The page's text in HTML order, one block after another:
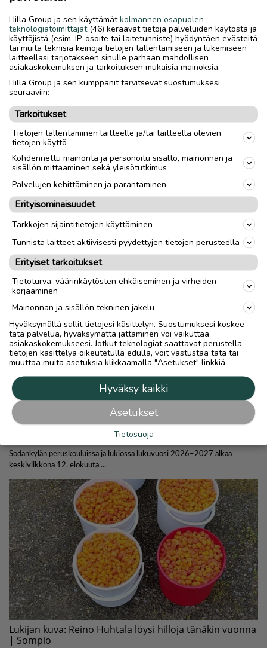
Heijastinliivit kaikille matkustajille. Sijoita liivit
helposti saataville, esimerkiksi ovitaskuihin.
Taskulamppu. Tarkista säännöllisesti, että
paristot toimivat.
Puhelimen laturi ja virtapankki. Sijoita ne
paikkaan, josta ne ovat nopeasti saatavilla.
turvavyönleikkuri asetettuna
saavutettavalle paikalle.
Viltti. Lämmittää viileinä iltoina ja voi olla
tärkeä apu odottamattomissa tilanteissa.
Ilmoita asiavirheestä
Hilla Group ja sen käyttämätkolmannen osapuolen
teknologiatoimittajat(46) keräävät tietoja palveluiden käytöstä ja
käyttäjistä (esim. IP-osoite tai laitetunniste) hyödyntäen evästeitä
tai muita teknisiä keinoja tietojen tallentamiseen ja lukemiseen
laitteellasi tarjotakseen sinulle parhaan mahdollisen
asiakaskokemuksen ja tarkoituksen mukaisia mainoksia.
Hilla Group ja sen kumppanit tarvitsevat suostumuksesi
seuraaviin:
Tarkoitukset
Tietojen tallentaminen laitteelle ja/tai laitteella olevien
tietojen käyttö
Kohdennettu mainonta ja personoitu sisältö, mainonnan ja
sisällön mittaaminen sekä yleisötutkimus
Palvelujen kehittäminen ja parantaminen
Erityisominaisuudet
Tarkkojen sijaintitietojen käyttäminen
Tunnista laitteet aktiivisesti pyydettyjen tietojen perusteella
Erityiset tarkoitukset
Tietoturva, väärinkäytösten ehkäiseminen ja virheiden
korjaaminen
Mainonnan ja sisällön tekninen jakelu
Hyväksymällä sallit tietojesi käsittelyn. Suostumuksesi koskee
tätä palvelua, hyväksymättä jättäminen voi vaikuttaa
asiakaskokemukseesi. Jotkut teknologiat saattavat perustella
tietojen käsittelyä oikeutetulla edulla, voit vastustaa tätä tai
muuttaa muita asetuksia klikkaamalla "Asetukset" linkkiä.
Hyväksy kaikki
Asetukset
Tietosuoja